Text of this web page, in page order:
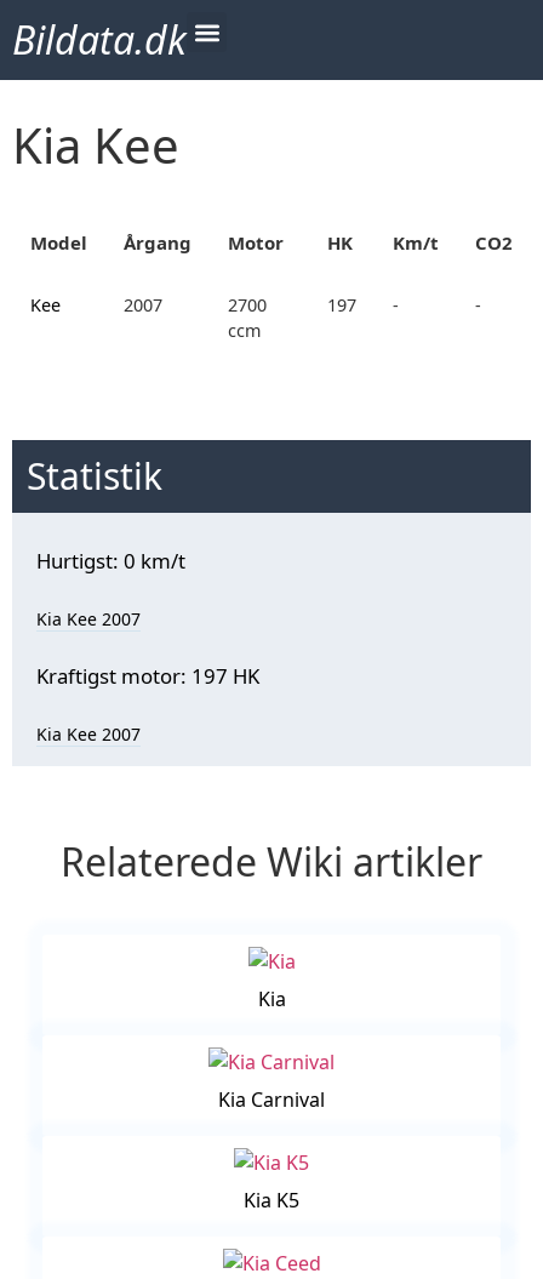
Bildata.dk
Kia Kee
Model Årgang Motor HK Km/t CO2
Kee 2007
2700
ccm
197 - -
Statistik
Hurtigst: 0 km/t
Kia Kee 2007
Kraftigst motor: 197 HK
Kia Kee 2007
Relaterede Wiki artikler
Kia
Kia Carnival
Kia K5